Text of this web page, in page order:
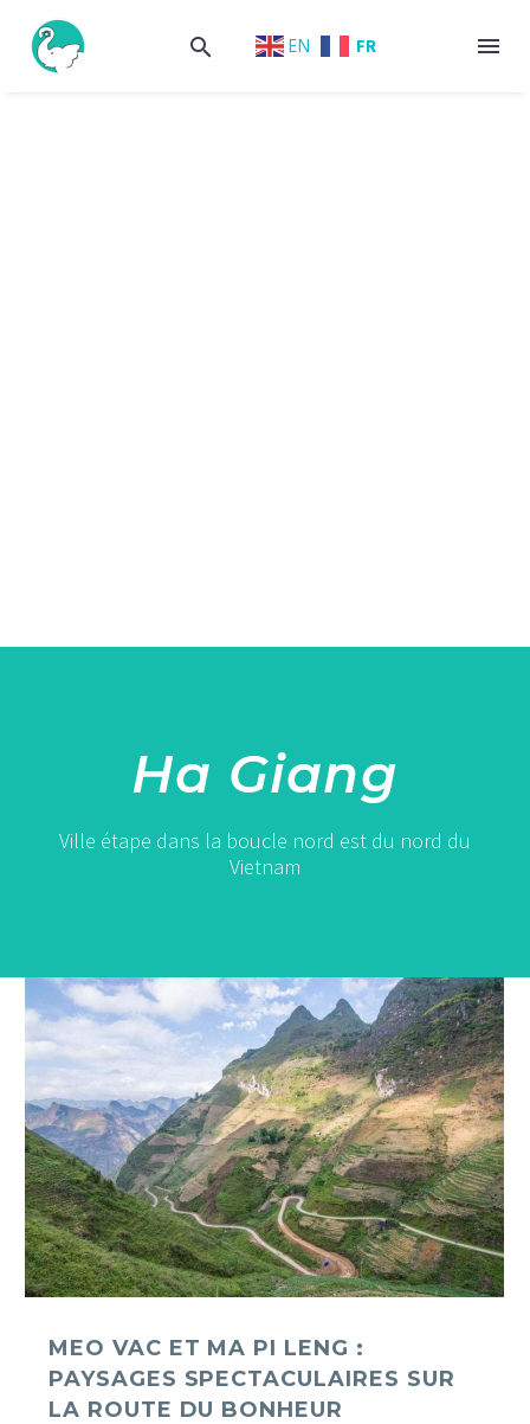
EN FR
Ha Giang
Ville étape dans la boucle nord est du nord du
Vietnam
Meo
Vac
et
Ma
Pi
Leng
:
paysages
spectaculaires
sur
la
bonheur
MEO VAC ET MA PI LENG :
PAYSAGES SPECTACULAIRES SUR
LA ROUTE DU BONHEUR